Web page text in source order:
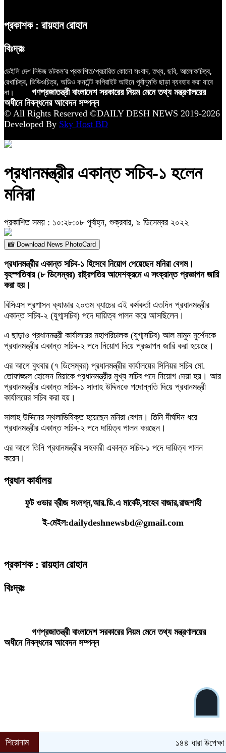
প্রকাশক : রায়হান রোহান
বিঃদ্রঃ
ডেইলি দেশ নিউজ ডটকম’র প্রকাশিত/প্রচারিত কোনো সংবাদ, তথ্য, ছবি, আলোকচিত্র,
রেখাচিত্র, ভিডিওচিত্র, অডিও কনটেন্ট কপিরাইট আইনে পূর্বানুমতি ছাড়া ব্যবহার করা যাবে
না।
গণপ্রজাতন্ত্রী বাংলাদেশ সরকারের নিয়ম মেনে তথ্য মন্ত্রণালয়ের
অধীনে নিবন্ধনের আবেদন সম্পন্ন
© All Rights Reserved ©DAILY DESH NEWS 2019-2026
Developed By Sky Host BD
শিরোনাম ১৪৪ ধারা উপেক্ষা
প্রধানমন্ত্রীর একান্ত সচিব-১ হলেন
মনিরা
প্রকাশিত সময় : ১০:২৮:০৮ পূর্বাহ্ন, শুক্রবার, ৯ ডিসেম্বর ২০২২
📸 Download News PhotoCard
প্রধানমন্ত্রীর একান্ত সচিব-১ হিসেবে নিয়োগ পেয়েছেন মনিরা বেগম।
বৃহস্পতিবার (৮ ডিসেম্বর) রাষ্ট্রপতির আদেশক্রমে এ সংক্রান্ত প্রজ্ঞাপন জারি
করা হয়।
বিসিএস প্রশাসন ক্যাডার ২০তম ব্যাচের এই কর্মকর্তা এতদিন প্রধানমন্ত্রীর
একান্ত সচিব-২ (যুগ্মসচিব) পদে দায়িত্ব পালন করে আসছিলেন।
এ ছাড়াও প্রধানমন্ত্রী কার্যালয়ের মহাপরিচালক (যুগ্মসচিব) আল মামুন মুর্শেদকে
প্রধানমন্ত্রীর একান্ত সচিব-২ পদে নিয়োগ দিয়ে প্রজ্ঞাপন জারি করা হয়েছে।
এর আগে বুধবার (৭ ডিসেম্বর) প্রধানমন্ত্রীর কার্যালয়ের সিনিয়র সচিব মো.
তোফাজ্জল হোসেন মিয়াকে প্রধানমন্ত্রীর মুখ্য সচিব পদে নিয়োগ দেয়া হয়। আর
প্রধানমন্ত্রীর একান্ত সচিব-১ সালাহ উদ্দিনকে পদোন্নতি দিয়ে প্রধানমন্ত্রী
কার্যালয়ের সচিব করা হয়।
সালাহ উদ্দিনের স্থলাভিষিক্ত হয়েছেন মনিরা বেগম। তিনি দীর্ঘদিন ধরে
প্রধানমন্ত্রীর একান্ত সচিব-২ পদে দায়িত্ব পালন করছেন।
এর আগে তিনি প্রধানমন্ত্রীর সহকারী একান্ত সচিব-১ পদে দায়িত্ব পালন
করেন।
প্রধান কার্যালয়
ফুট ওভার ব্রীজ সংলগ্ন,আর.ডি.এ মার্কেট,সাহেব বাজার,রাজশাহী
ই-মেইল:dailydeshnewsbd@gmail.com
প্রকাশক : রায়হান রোহান
বিঃদ্রঃ
গণপ্রজাতন্ত্রী বাংলাদেশ সরকারের নিয়ম মেনে তথ্য মন্ত্রণালয়ের
অধীনে নিবন্ধনের আবেদন সম্পন্ন